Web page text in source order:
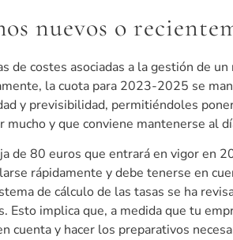
nuevos o
de costes asociadas a la gestión de
la cuota para 2023-2025 se
y previsibilidad, permitiéndoles
mucho y que conviene mantenerse al
de 80 euros que entrará en vigor
rápidamente y debe tenerse en
de cálculo de las tasas se ha
implica que, a medida que tu
cuenta y hacer los preparativos